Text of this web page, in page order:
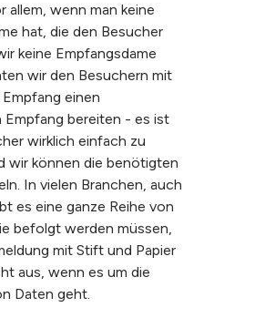
allem, wenn man keine
hat, die den Besucher
keine Empfangsdame
wir den Besuchern mit
einen
Empfang bereiten - es ist
wirklich einfach zu
wir können die benötigten
In vielen Branchen, auch
es eine ganze Reihe von
befolgt werden müssen,
mit Stift und Papier
aus, wenn es um die
Daten geht.